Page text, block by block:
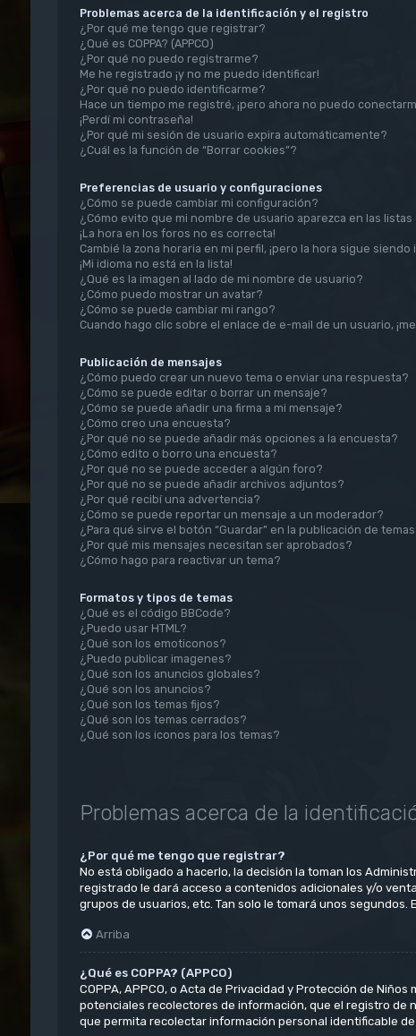
Problemas acerca de la identificación y el registro
¿Por qué me tengo que registrar?
¿Qué es COPPA? (APPCO)
¿Por qué no puedo registrarme?
Me he registrado ¡y no me puedo identificar!
¿Por qué no puedo identificarme?
Hace un tiempo me registré, ¡pero ahora no puedo
¡Perdí mi contraseña!
¿Por qué mi sesión de usuario expira automáticamente?
¿Cuál es la función de “Borrar cookies”?
Preferencias de usuario y configuraciones
¿Cómo se puede cambiar mi configuración?
¿Cómo evito que mi nombre de usuario aparezca en las
¡La hora en los foros no es correcta!
Cambié la zona horaria en mi perfil, ¡pero la hora sigue
¡Mi idioma no está en la lista!
¿Qué es la imagen al lado de mi nombre de usuario?
¿Cómo puedo mostrar un avatar?
¿Cómo se puede cambiar mi rango?
Cuando hago clic sobre el enlace de e-mail de un usuario,
Publicación de mensajes
¿Cómo puedo crear un nuevo tema o enviar una respuesta?
¿Cómo se puede editar o borrar un mensaje?
¿Cómo se puede añadir una firma a mi mensaje?
¿Cómo creo una encuesta?
¿Por qué no se puede añadir más opciones a la encuesta?
¿Cómo edito o borro una encuesta?
¿Por qué no se puede acceder a algún foro?
¿Por qué no se puede añadir archivos adjuntos?
¿Por qué recibí una advertencia?
¿Cómo se puede reportar un mensaje a un moderador?
¿Para qué sirve el botón “Guardar” en la publicación de
¿Por qué mis mensajes necesitan ser aprobados?
¿Cómo hago para reactivar un tema?
Formatos y tipos de temas
¿Qué es el código BBCode?
¿Puedo usar HTML?
¿Qué son los emoticonos?
¿Puedo publicar imagenes?
¿Qué son los anuncios globales?
¿Qué son los anuncios?
¿Qué son los temas fijos?
¿Qué son los temas cerrados?
¿Qué son los iconos para los temas?
Problemas acerca de la
¿Por qué me tengo que registrar?
No está obligado a hacerlo, la decisión la toman los
registrado le dará acceso a contenidos adicionales y/o
grupos de usuarios, etc. Tan solo le tomará unos segundos.
Arriba
¿Qué es COPPA? (APPCO)
COPPA, APPCO, o Acta de Privacidad y Protección de
potenciales recolectores de información, que el registro de
que permita recolectar información personal identificable